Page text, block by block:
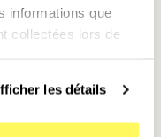
informations que
collectées lors de
les détails
"Empreinte
de déverrouiller le
balayage vers le